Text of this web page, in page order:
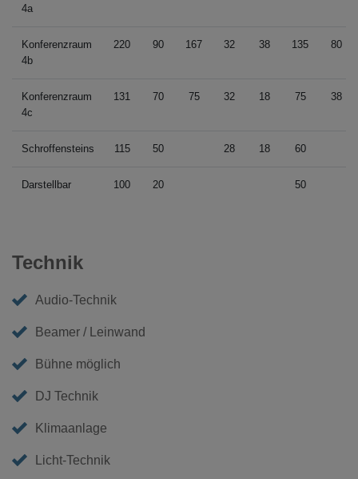
4a
Konferenzraum
4b
220 90 167 32 38 135 80
Konferenzraum
4c
131 70 75 32 18 75 38
Schroffensteins 115 50 28 18 60
Darstellbar 100 20 50
Technik
Audio-Technik
Beamer / Leinwand
Bühne möglich
DJ Technik
Klimaanlage
Licht-Technik